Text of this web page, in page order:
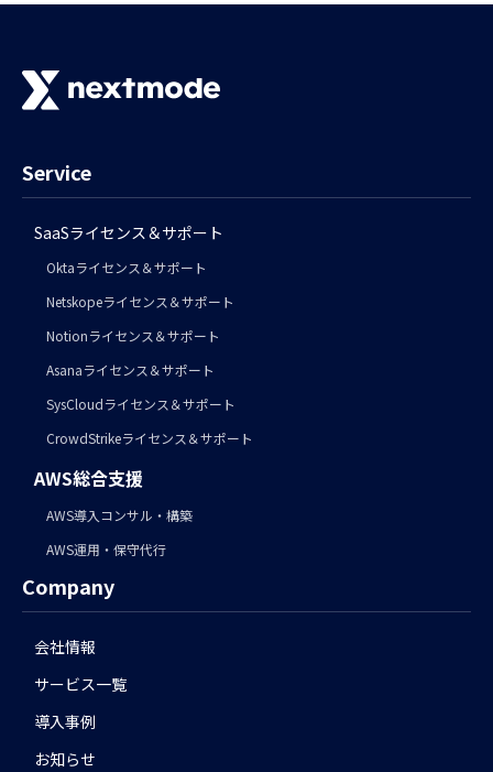
Service
SaaSライセンス＆サポート
Oktaライセンス＆サポート
Netskopeライセンス＆サポート
Notionライセンス＆サポート
Asanaライセンス＆サポート
SysCloudライセンス＆サポート
CrowdStrikeライセンス＆サポート
AWS総合支援
AWS導入コンサル・構築
AWS運用・保守代行
Company
会社情報
サービス一覧
導入事例
お知らせ